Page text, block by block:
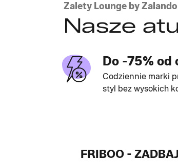
Zalety Lounge by Zalando
Nasze
Do -75% od
Codziennie marki
styl bez wysokich
FRIBOO -